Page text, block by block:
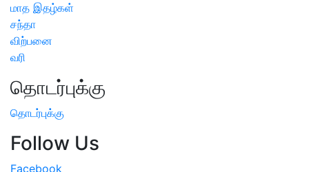
மாத இதழ்கள்
சந்தா
விற்பனை
வரி
தொடர்புக்கு
தொடர்புக்கு
Follow Us
Facebook